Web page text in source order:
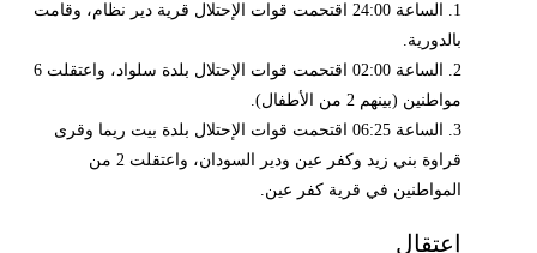
1. الساعة 24:00 اقتحمت قوات الإحتلال قرية دير نظام، وقامت
بالدورية.
2. الساعة 02:00 اقتحمت قوات الإحتلال بلدة سلواد، واعتقلت 6
مواطنين (بينهم 2 من الأطفال).
3. الساعة 06:25 اقتحمت قوات الإحتلال بلدة بيت ريما وقرى
قراوة بني زيد وكفر عين ودير السودان، واعتقلت 2 من
المواطنين في قرية كفر عين.
إعتقال